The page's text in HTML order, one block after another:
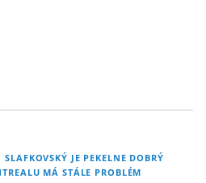
SLAFKOVSKÝ JE PEKELNE DOBRÝ
MÁ STÁLE PROBLÉM